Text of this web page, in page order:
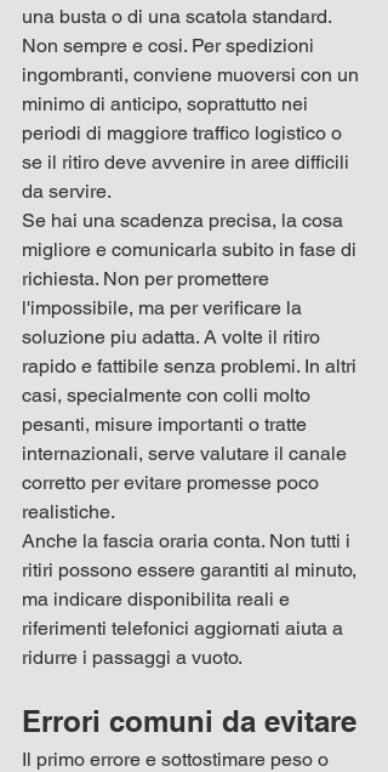
una busta o di una scatola standard.
Non sempre e cosi. Per spedizioni
ingombranti, conviene muoversi con un
minimo di anticipo, soprattutto nei
periodi di maggiore traffico logistico o
se il ritiro deve avvenire in aree difficili
da servire.
Se hai una scadenza precisa, la cosa
migliore e comunicarla subito in fase di
richiesta. Non per promettere
l'impossibile, ma per verificare la
soluzione piu adatta. A volte il ritiro
rapido e fattibile senza problemi. In altri
casi, specialmente con colli molto
pesanti, misure importanti o tratte
internazionali, serve valutare il canale
corretto per evitare promesse poco
realistiche.
Anche la fascia oraria conta. Non tutti i
ritiri possono essere garantiti al minuto,
ma indicare disponibilita reali e
riferimenti telefonici aggiornati aiuta a
ridurre i passaggi a vuoto.
Errori comuni da evitare
Il primo errore e sottostimare peso o